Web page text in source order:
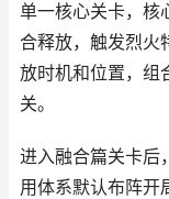
单一核心关卡，核
合释放，触发烈火
放时机和位置，组
关。
进入融合篇关卡后
用体系默认布阵开